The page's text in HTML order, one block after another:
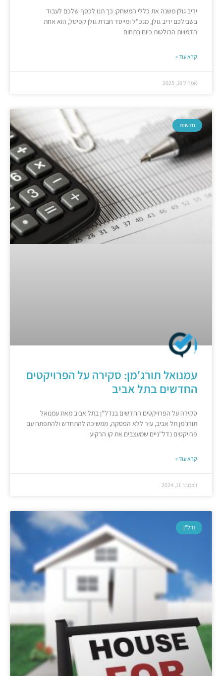
יריב גולן משנה את כללי המשחק: כך תנו לכסף שלכם לעבוד
בשבילכם יריב גולן, מנכ"ל ומייסד חברת גולן קפיטל, הוא אחת
הדמויות הבולטות כיום בתחום
קרא עוד »
אפריל 10, 2025
חדשות
עמנואל תורג'מן: סקירה על הפרויקטים
החדשים בתל אביב
סקירה על הפרויקטים החדשים בנדל"ן בתל אביב מאת עמנואל
תורג'מן תל אביב, עיר ללא הפסקה, ממשיכה להתחדש ולהתפתח עם
פרויקטים נדל"ניים שמעצבים את קו הרקיע
קרא עוד »
דצמבר 11, 2024
נדל"ן